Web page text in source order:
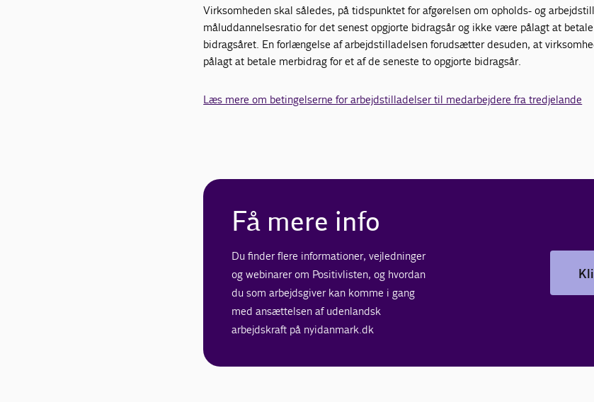
Virksomheden skal således, på tidspunktet for afgørelsen om opholds- og
måluddannelsesratio for det senest opgjorte bidragsår og ikke være pålagt at
bidragsåret. En forlængelse af arbejdstilladelsen forudsætter desuden, at
pålagt at betale merbidrag for et af de seneste to opgjorte bidragsår.
Læs mere om betingelserne for arbejdstilladelser til medarbejdere fra tredjelande
Få mere info
Du finder flere informationer, vejledninger
og webinarer om Positivlisten, og hvordan
du som arbejdsgiver kan komme i gang
med ansættelsen af udenlandsk
arbejdskraft på nyidanmark.dk